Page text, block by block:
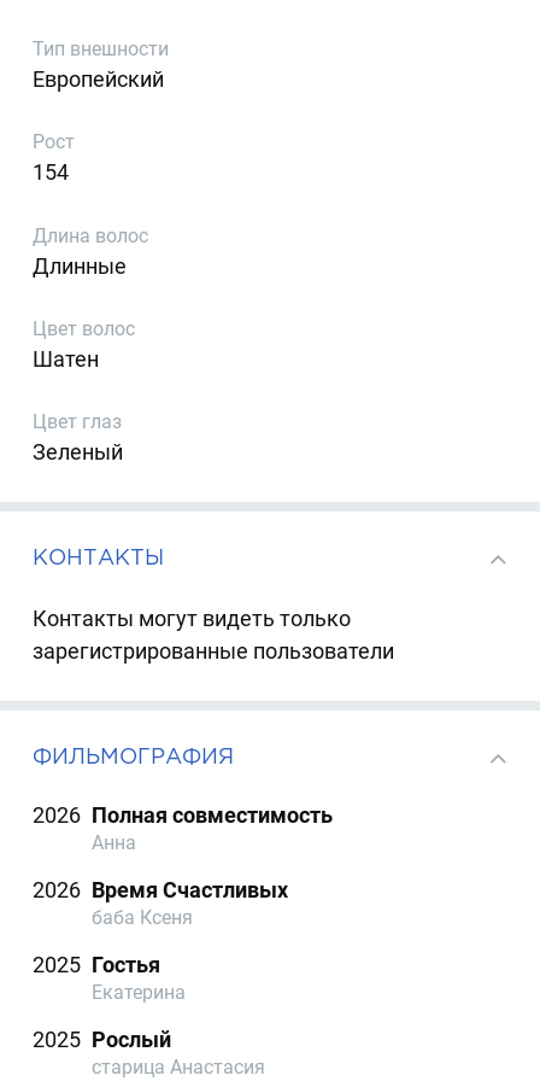
Тип внешности
Европейский
Рост
154
Длина волос
Длинные
Цвет волос
Шатен
Цвет глаз
Зеленый
КОНТАКТЫ
Контакты могут видеть только
зарегистрированные пользователи
ФИЛЬМОГРАФИЯ
2026 Полная совместимость
Анна
2026 Время Счастливых
баба Ксеня
2025 Гостья
Екатерина
2025 Рослый
старица Анастасия